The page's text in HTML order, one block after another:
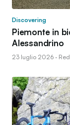
Discovering
Piemonte in
Alessandrino
23 luglio 2026 ·